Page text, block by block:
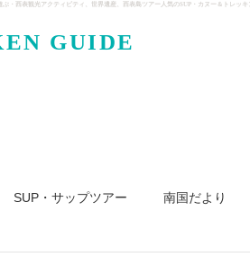
・西表観光アクティビティ、世界遺産、西表島ツアー人気のSUP・カヌー＆トレ
GUIDE
SUP・サップツアー 南国だより